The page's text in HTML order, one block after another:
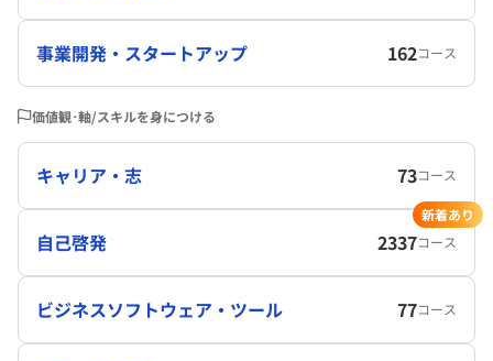
事業開発・スタートアップ 162コース
価値観･軸/スキルを身につける
キャリア・志 73コース
自己啓発 2337コース
新着あり
ビジネスソフトウェア・ツール 77コース